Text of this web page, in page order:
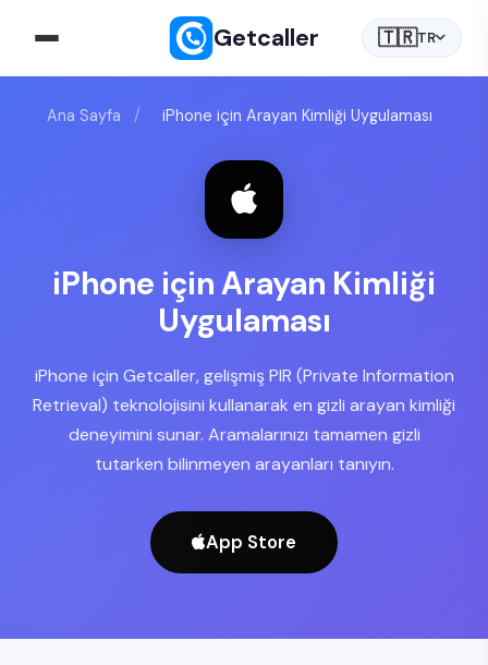
Getcaller 🇹🇷TR
Ana Sayfa / iPhone için Arayan Kimliği Uygulaması
iPhone için Arayan Kimliği
Uygulaması
iPhone için Getcaller, gelişmiş PIR (Private Information
Retrieval) teknolojisini kullanarak en gizli arayan kimliği
deneyimini sunar. Aramalarınızı tamamen gizli
tutarken bilinmeyen arayanları tanıyın.
App Store